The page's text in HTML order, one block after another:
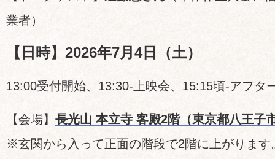
業者）
【日時】2026年7月4日（土）
13:00受付開始、13:30-上映会、15:15頃-アフタ
【会場】 長光山 本立寺 客殿2階（東京都八王子
※玄関から入って正面の階段で2階に上がります